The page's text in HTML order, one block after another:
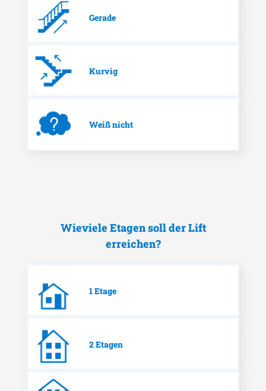
Gerade
Kurvig
Weiß nicht
Wieviele Etagen soll der Lift
erreichen?
1 Etage
2 Etagen